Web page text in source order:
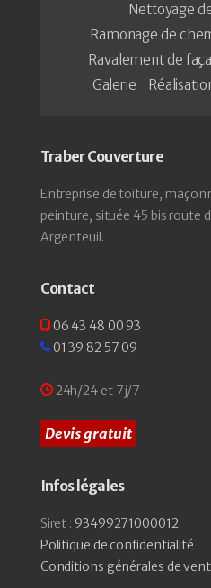
Nettoyage
Ramonage de
Ravalement de
Galerie
Traber Couverture
Entreprise de toiture,
peinture, située 45 bis route
Argenteuil.
Contact
06 43 48 00 93
01 39 82 57 09
24h/24 et 7j/7
Devis gratuit
Infos légales
Siret : 93499271000012
Politique de confidentialité
Conditions générales de